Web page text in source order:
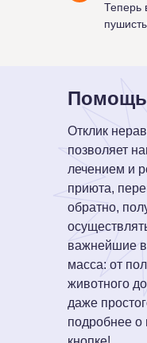
Теперь
Отклик
позволяет
лечением и
приюта,
обратно,
важнейшие
масса: от
животного
даже
подробнее о